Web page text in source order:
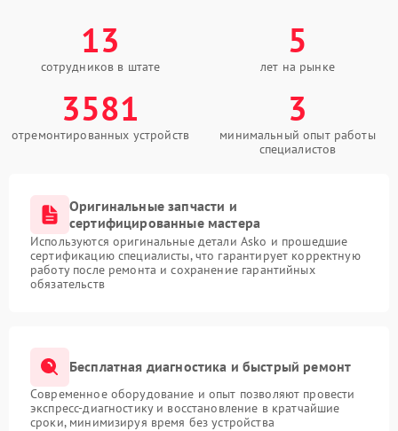
13
сотрудников в штате
5
лет на рынке
3581
отремонтированных устройств
3
минимальный опыт работы
специалистов
Оригинальные запчасти и
сертифицированные мастера
Используются оригинальные детали Asko и прошедшие
сертификацию специалисты, что гарантирует корректную
работу после ремонта и сохранение гарантийных
обязательств
Бесплатная диагностика и быстрый ремонт
Современное оборудование и опыт позволяют провести
экспресс-диагностику и восстановление в кратчайшие
сроки, минимизируя время без устройства